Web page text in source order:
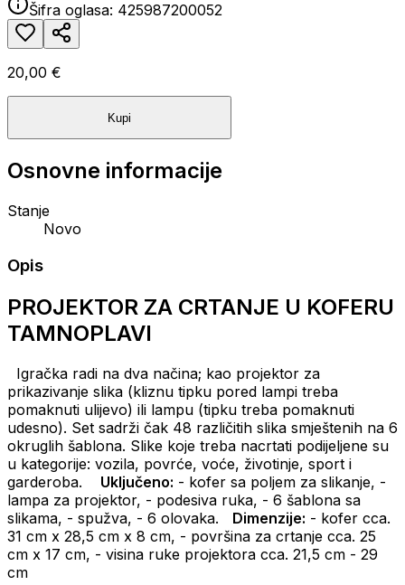
Šifra oglasa: 425987200052
20,00 €
Kupi
Osnovne informacije
Stanje
Novo
Opis
PROJEKTOR ZA CRTANJE U KOFERU
TAMNOPLAVI
Igračka radi na dva načina; kao projektor za
prikazivanje slika (kliznu tipku pored lampi treba
pomaknuti ulijevo) ili lampu (tipku treba pomaknuti
udesno). Set sadrži čak 48 različitih slika smještenih na 6
okruglih šablona. Slike koje treba nacrtati podijeljene su
u kategorije: vozila, povrće, voće, životinje, sport i
garderoba.
Uključeno: - kofer sa poljem za slikanje, -
lampa za projektor, - podesiva ruka, - 6 šablona sa
slikama, - spužva, - 6 olovaka. Dimenzije: - kofer cca.
31 cm x 28,5 cm x 8 cm, - površina za crtanje cca. 25
cm x 17 cm, - visina ruke projektora cca. 21,5 cm - 29
cm